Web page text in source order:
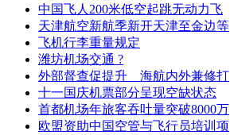
中国飞人200米低空起跳无动力飞
天津航空新航季新开天津至金边等
飞机行李重量规定
潍坊机场交通 ?
外部督查促提升 海航内外兼修打
十一国庆机票部分呈现空缺状态
首都机场年旅客吞吐量突破8000万
欧盟资助中国空管与飞行员培训项